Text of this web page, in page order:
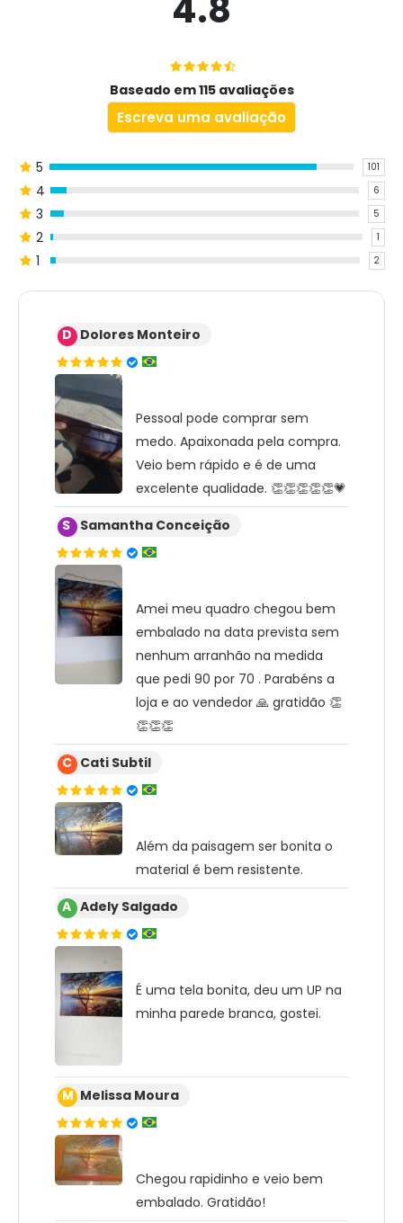
Baseado em 115 avaliações
Escreva uma avaliação
5 101
4 6
3 5
2 1
1 2
D Dolores Monteiro
Pessoal pode comprar sem
medo. Apaixonada pela compra.
Veio bem rápido e é de uma
excelente qualidade. 👏👏👏👏👏💗
S Samantha Conceição
Amei meu quadro chegou bem
embalado na data prevista sem
nenhum arranhão na medida
que pedi 90 por 70 . Parabéns a
loja e ao vendedor 🙏 gratidão 👏
👏👏👏
C Cati Subtil
Além da paisagem ser bonita o
material é bem resistente.
A Adely Salgado
É uma tela bonita, deu um UP na
minha parede branca, gostei.
M Melissa Moura
Chegou rapidinho e veio bem
embalado. Gratidão!